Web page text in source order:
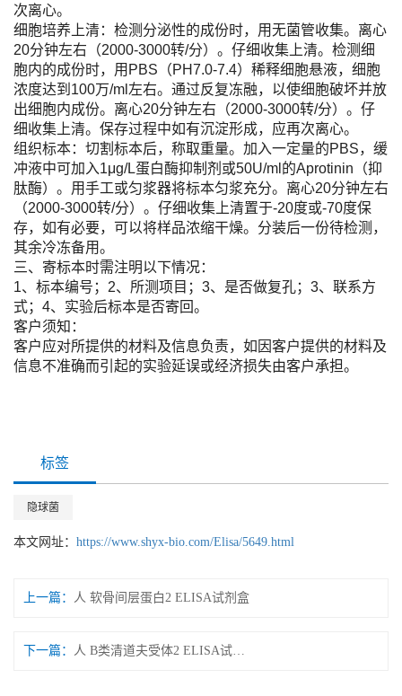
次离心。
细胞培养上清：检测分泌性的成份时，用无菌管收集。离心
20分钟左右（2000-3000转/分）。仔细收集上清。检测细
胞内的成份时，用PBS（PH7.0-7.4）稀释细胞悬液，细胞
浓度达到100万/ml左右。通过反复冻融，以使细胞破坏并放
出细胞内成份。离心20分钟左右（2000-3000转/分）。仔
细收集上清。保存过程中如有沉淀形成，应再次离心。
组织标本：切割标本后，称取重量。加入一定量的PBS，缓
冲液中可加入1μg/L蛋白酶抑制剂或50U/ml的Aprotinin（抑
肽酶）。用手工或匀浆器将标本匀浆充分。离心20分钟左右
（2000-3000转/分）。仔细收集上清置于-20度或-70度保
存，如有必要，可以将样品浓缩干燥。分装后一份待检测，
其余冷冻备用。
三、寄标本时需注明以下情况：
1、标本编号；2、所测项目；3、是否做复孔；3、联系方
式；4、实验后标本是否寄回。
客户须知：
客户应对所提供的材料及信息负责，如因客户提供的材料及
信息不准确而引起的实验延误或经济损失由客户承担。
标签
隐球菌
本文网址： https://www.shyx-bio.com/Elisa/5649.html
上一篇： 人 软骨间层蛋白2 ELISA试剂盒
下一篇： 人 B类清道夫受体2 ELISA试剂盒